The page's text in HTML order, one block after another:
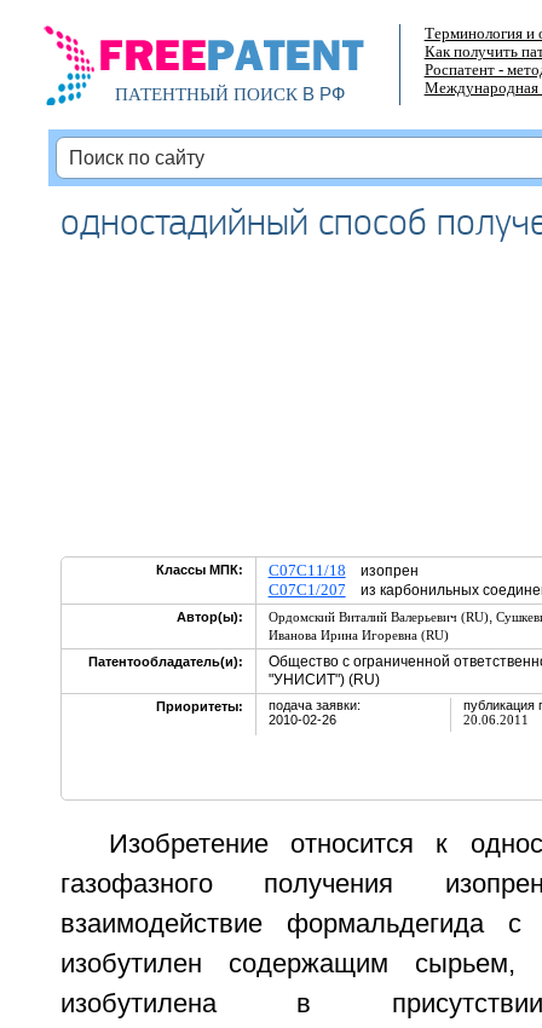
ПАТЕНТНЫЙ ПОИСКВ РФ
Терминология и
Как получить
Роспатент -
Международная
одностадийный способ
Классы МПК: C07C11/18 изопрен
C07C1/207 из карбонильных
Автор(ы): Ордомский Виталий Валерьевич (RU),
Иванова Ирина Игоревна (RU)
Патентообладатель(и):
Общество с ограниченной
"УНИСИТ") (RU)
Приоритеты:
подача заявки:
2010-02-26
публикация
20.06.2011
Изобретение относится к
газофазного получения
взаимодействие формальдегида с
изобутилен содержащим сырьем,
изобутилена в